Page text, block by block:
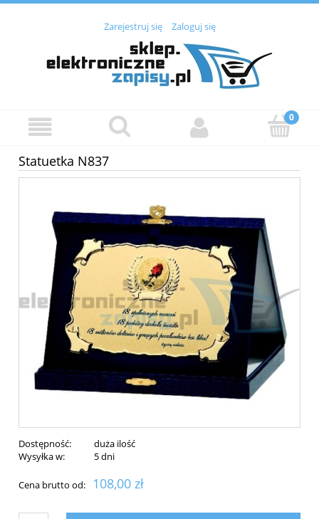
Zarejestruj się Zaloguj się
Statuetka N837
Dostępność:
duża ilość
Wysyłka w:
5 dni
Cena brutto od: 108,00 zł